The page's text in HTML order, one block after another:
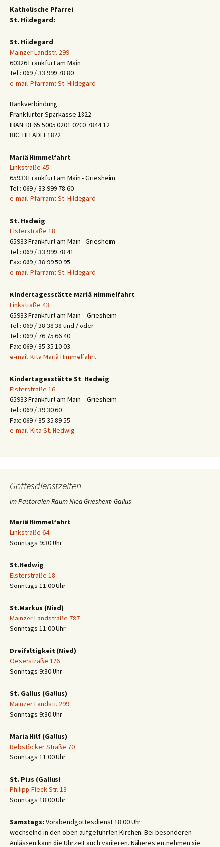
Katholische Pfarrei
St. Hildegard:
St. Hildegard
Mainzer Landstr. 299
60326 Frankfurt am Main
Tel.: 069 / 33 999 78 80
e-mail: Pfarramt St. Hildegard
Bankverbindung:
Frankfurter Sparkasse 1822
IBAN: DE65 5005 0201 0200 7844 12
BIC: HELADEF1822
Mariä Himmelfahrt
Linkstraße 45
65933 Frankfurt am Main - Griesheim
Tel.: 069 / 33 999 78 60
e-mail: Pfarramt St. Hildegard
St. Hedwig
Elsterstraße 18
65933 Frankfurt am Main - Griesheim
Tel.: 069 / 33 999 78 41
Fax: 069 / 38 99 50 95
e-mail: Pfarramt St. Hildegard
Kindertagesstätte Mariä Himmelfahrt
Linkstraße 43
65933 Frankfurt am Main – Griesheim
Tel.: 069 / 38 38 38 und / oder
Tel.: 069 / 76 75 66 40
Fax: 069 / 35 35 10 03.
e-mail: Kita Mariä Himmelfahrt
Kindertagesstätte St. Hedwig
Elsterstraße 16
65933 Frankfurt am Main – Griesheim
Tel.: 069 / 39 30 60
Fax: 069 / 35 35 89 55
e-mail: Kita St. Hedwig
Gottesdienstzeiten
im Pastoralen Raum Nied-Griesheim-Gallus:
Mariä Himmelfahrt
Linkstraße 64
Sonntags 9:30 Uhr
St.Hedwig
Elsterstraße 18
Sonntags 11:00 Uhr
St.Markus (Nied)
Mainzer Landstraße 787
Sonntags 11:00 Uhr
Dreifaltigkeit (Nied)
Oeserstraße 126
Sonntags 9:30 Uhr
St. Gallus (Gallus)
Mainzer Landstr. 299
Sonntags 9:30 Uhr
Maria Hilf (Gallus)
Rebstöcker Straße 70
Sonntags 11:00 Uhr
St. Pius (Gallus)
Philipp-Fleck-Str. 13
Sonntags 18:00 Uhr
Samstags: Vorabendgottesdienst 18:00 Uhr
wechselnd in den oben aufgeführten Kirchen. Bei besonderen
Anlässen kann die Uhrzeit auch variieren. Näheres entnehmen sie